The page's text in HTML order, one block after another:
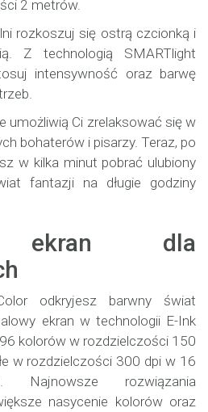
2 metrów.
rozkoszuj się ostrą czcionką i
Z technologią SMARTlight
intensywność oraz barwę
umożliwią Ci zrelaksować się w
bohaterów i pisarzy. Teraz, po
w kilka minut pobrać ulubiony
fantazji na długie godziny
ekran dla
odkryjesz barwny świat
ekran w technologii E-Ink
kolorów w rozdzielczości 150
w rozdzielczości 300 dpi w 16
Najnowsze rozwiązania
nasycenie kolorów oraz